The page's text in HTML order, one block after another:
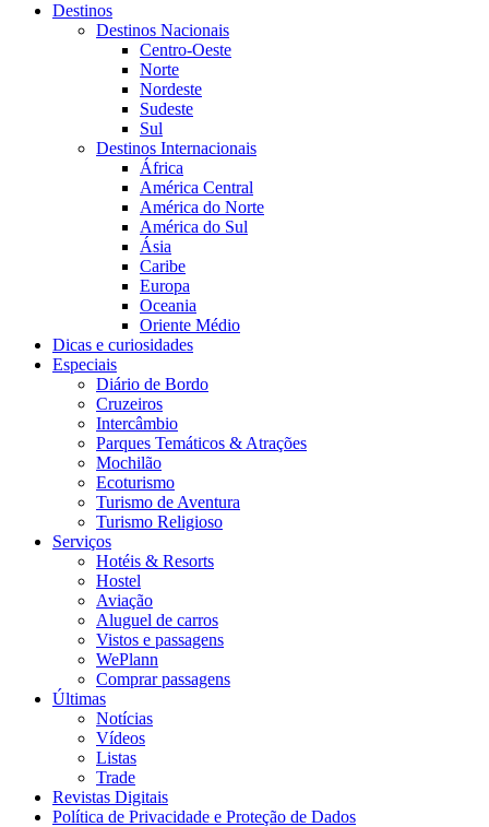
Destinos
Destinos Nacionais
Centro-Oeste
Norte
Nordeste
Sudeste
Sul
Destinos Internacionais
África
América Central
América do Norte
América do Sul
Ásia
Caribe
Europa
Oceania
Oriente Médio
Dicas e curiosidades
Especiais
Diário de Bordo
Cruzeiros
Intercâmbio
Parques Temáticos & Atrações
Mochilão
Ecoturismo
Turismo de Aventura
Turismo Religioso
Serviços
Hotéis & Resorts
Hostel
Aviação
Aluguel de carros
Vistos e passagens
WePlann
Comprar passagens
Últimas
Notícias
Vídeos
Listas
Trade
Revistas Digitais
Política de Privacidade e Proteção de Dados